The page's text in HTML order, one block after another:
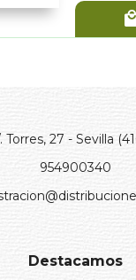
Torres, 27 - Sevilla
954900340
Destacamos